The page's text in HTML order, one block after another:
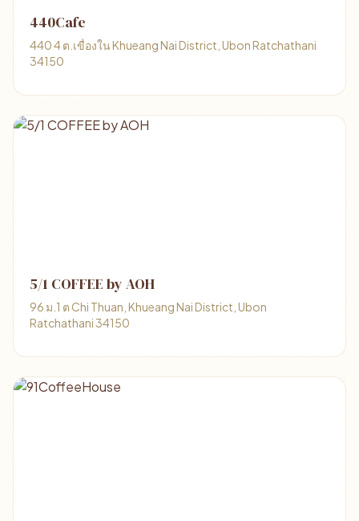
440Cafe
440 4 ต.เขื่องใน Khueang Nai District, Ubon Ratchathani
34150
5/1 COFFEE by AOH
96 ม.1 ต Chi Thuan, Khueang Nai District, Ubon
Ratchathani 34150